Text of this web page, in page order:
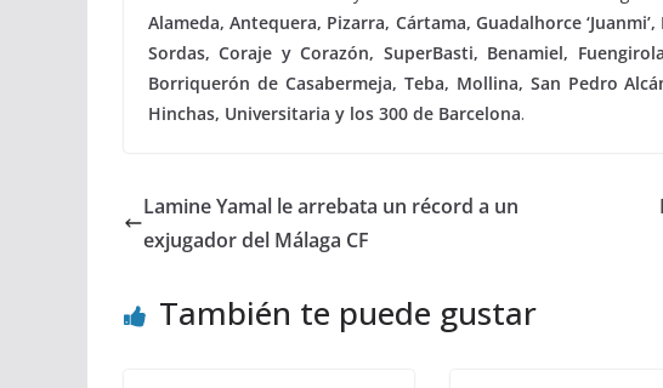
Alameda, Antequera, Pizarra, Cártama, Guadalhorce
Sordas, Coraje y Corazón, SuperBasti, Benamiel,
Borriquerón de Casabermeja, Teba, Mollina, San Pedro
Hinchas, Universitaria y los 300 de Barcelona.
Lamine Yamal le arrebata un récord a un
exjugador del Málaga CF
También te puede gustar